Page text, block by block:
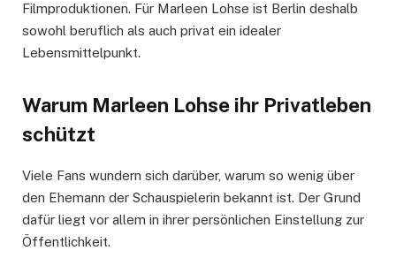
Filmproduktionen. Für Marleen Lohse ist Berlin deshalb
sowohl beruflich als auch privat ein idealer
Lebensmittelpunkt.
Warum Marleen Lohse ihr Privatleben
schützt
Viele Fans wundern sich darüber, warum so wenig über
den Ehemann der Schauspielerin bekannt ist. Der Grund
dafür liegt vor allem in ihrer persönlichen Einstellung zur
Öffentlichkeit.